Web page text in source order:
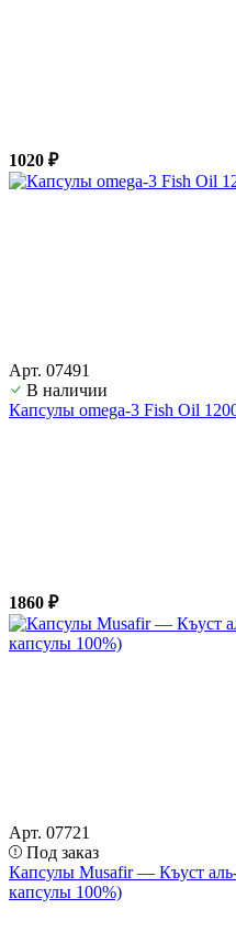
1020 ₽
Арт. 07491
В наличии
Капсулы omega-3 Fish Oil
1860 ₽
Арт. 07721
Под заказ
Капсулы Musafir — Къуст
капсулы 100%)